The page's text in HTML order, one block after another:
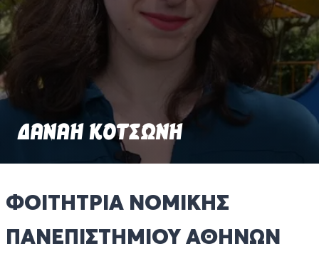
ΔΑΝΑΗ ΚΟΤΣΩΝΗ
ΦΟΙΤΗΤΡΙΑ ΝΟΜΙΚΗΣ
ΠΑΝΕΠΙΣΤΗΜΙΟΥ ΑΘΗΝΩΝ